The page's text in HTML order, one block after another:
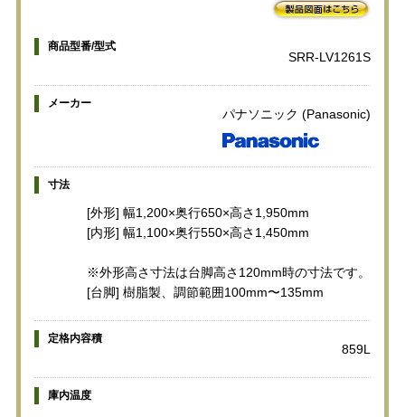
商品型番/型式
SRR-LV1261S
メーカー
パナソニック (Panasonic)
寸法
[外形] 幅1,200×奥行650×高さ1,950mm
[内形] 幅1,100×奥行550×高さ1,450mm
※外形高さ寸法は台脚高さ120mm時の寸法です。
[台脚] 樹脂製、調節範囲100mm〜135mm
定格内容積
859L
庫内温度